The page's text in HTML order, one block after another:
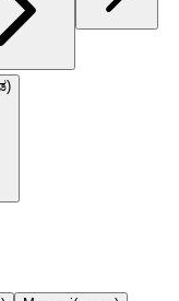
)